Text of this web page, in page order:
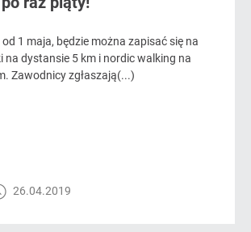
1 maja, będzie można zapisać się na
na dystansie 5 km i nordic walking na
Zawodnicy zgłaszają(...)
26.04.2019